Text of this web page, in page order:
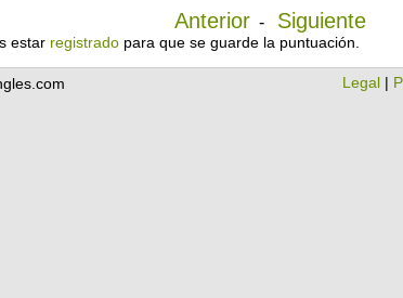
Anterior - Siguiente
estar registrado para que se guarde la puntuación.
Legal |